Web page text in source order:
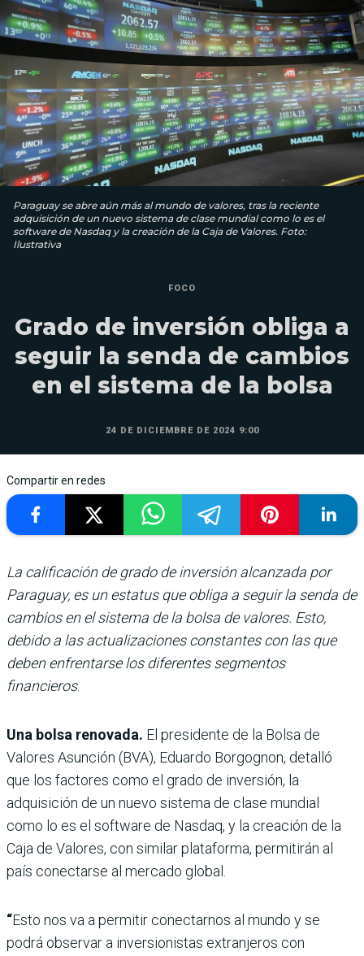
Paraguay se abre aún más al mundo de valores, tras la reciente
adquisición de un nuevo sistema de clase mundial como lo es el
software de Nasdaq y la creación de la Caja de Valores. Foto:
Ilustrativa
FOCO
Grado de inversión obliga a
seguir la senda de cambios
en el sistema de la bolsa
24 DE DICIEMBRE DE 2024 9:00
Compartir en redes
La calificación de grado de inversión alcanzada por
Paraguay, es un estatus que obliga a seguir la senda de
cambios en el sistema de la bolsa de valores. Esto,
debido a las actualizaciones constantes con las que
deben enfrentarse los diferentes segmentos
financieros.
Una bolsa renovada. El presidente de la Bolsa de
Valores Asunción (BVA), Eduardo Borgognon, detalló
que los factores como el grado de inversión, la
adquisición de un nuevo sistema de clase mundial
como lo es el software de Nasdaq, y la creación de la
Caja de Valores, con similar plataforma, permitirán al
país conectarse al mercado global.
“Esto nos va a permitir conectarnos al mundo y se
podrá observar a inversionistas extranjeros con